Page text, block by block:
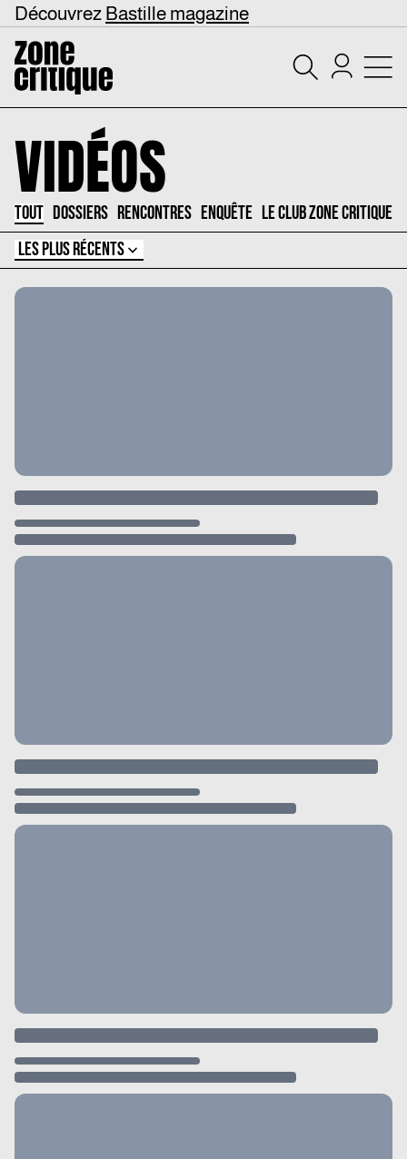
Découvrez Bastille magazine
VIDÉOS
TOUT DOSSIERS RENCONTRES ENQUÊTE LE CLUB ZONE CRITIQUE
LES PLUS RÉCENTS